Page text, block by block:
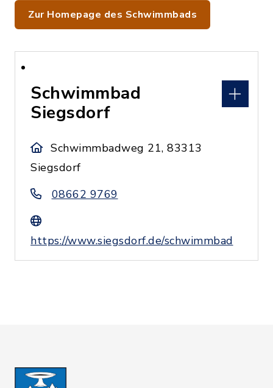
Zur Homepage des Schwimmbads
Schwimmbad
Siegsdorf
Schwimmbadweg 21, 83313
Siegsdorf
08662 9769
https://www.siegsdorf.de/schwimmbad